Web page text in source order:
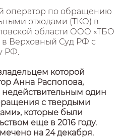
оператор по обращению
отходами (ТКО) в
области ООО «ТБО
в Верховный Суд РФ с
РФ.
которой
Анна Распопова,
недействительным один
с твердыми
которые были
еще в 2016 году.
на 24 декабря.